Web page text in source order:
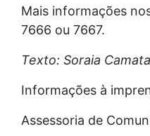
Mais informações
7666 ou 7667.
Texto: Soraia Camata
Informações à
Assessoria de